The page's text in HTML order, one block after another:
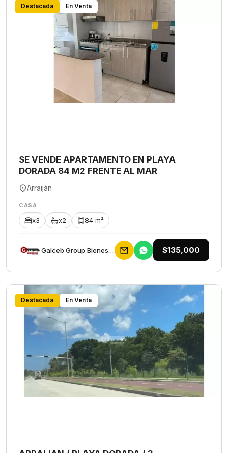
Destacada En Venta
SE VENDE APARTAMENTO EN PLAYA
DORADA 84 M2 FRENTE AL MAR
Arraiján
CASA
x3 x2 84 m²
Galceb Group Bienes Raices $135,000
Destacada En Venta